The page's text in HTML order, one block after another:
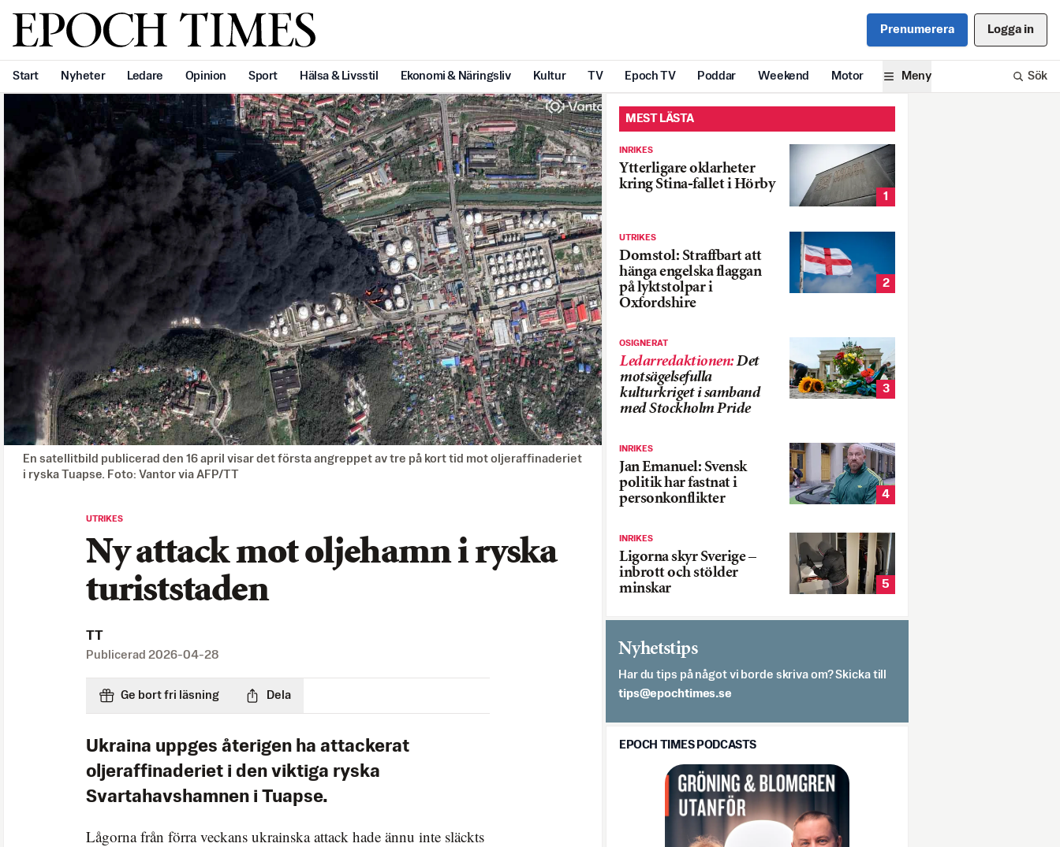
Svenska Epoch Times Prenumerera Logga in
Start Nyheter Ledare Opinion Sport Hälsa & Livsstil Ekonomi & Näringsliv Kultur TV Epoch TV Poddar Weekend Motor Meny Sök
En satellitbild publicerad den 16 april visar det första angreppet av tre på kort tid mot oljeraffinaderiet
i ryska Tuapse. Foto: Vantor via AFP/TT
UTRIKES
Ny attack mot oljehamn i ryska
turiststaden
TT
Publicerad 2026-04-28
Ge bort fri läsning Dela
Ukraina uppges återigen ha attackerat
oljeraffinaderiet i den viktiga ryska
Svartahavshamnen i Tuapse.
Lågorna från förra veckans ukrainska attack hade ännu inte släckts
MEST LÄSTA
INRIKES
Ytterligare oklarheter
kring Stina-fallet i Hörby
1
UTRIKES
Domstol: Straffbart att
hänga engelska flaggan
på lyktstolpar i
Oxfordshire
2
OSIGNERAT
Ledarredaktionen:Det
motsägelsefulla
kulturkriget i samband
med Stockholm Pride
3
INRIKES
Jan Emanuel: Svensk
politik har fastnat i
personkonflikter
4
INRIKES
Ligorna skyr Sverige –
inbrott och stölder
minskar
5
Nyhetstips
Har du tips på något vi borde skriva om? Skicka till
es.semithcope@spit
EPOCH TIMES PODCASTS